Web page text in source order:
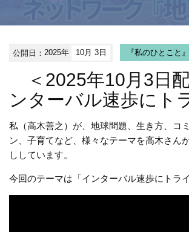
公開日：2025年 10月 3日 『私のひとこと
＜2025年10月3日
ンターバル速歩にト
私（高木善之）が、地球問題、生き方、コ
ン、子育てなど、様々なテーマを高木さん
ししています。
今回のテーマは「インターバル速歩にトライ